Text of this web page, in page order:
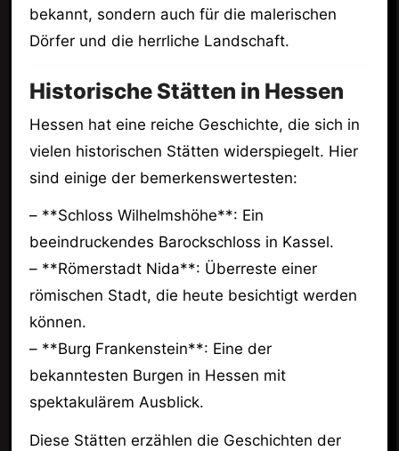
bekannt, sondern auch für die malerischen
Dörfer und die herrliche Landschaft.
Historische Stätten in Hessen
Hessen hat eine reiche Geschichte, die sich in
vielen historischen Stätten widerspiegelt. Hier
sind einige der bemerkenswertesten:
– **Schloss Wilhelmshöhe**: Ein
beeindruckendes Barockschloss in Kassel.
– **Römerstadt Nida**: Überreste einer
römischen Stadt, die heute besichtigt werden
können.
– **Burg Frankenstein**: Eine der
bekanntesten Burgen in Hessen mit
spektakulärem Ausblick.
Diese Stätten erzählen die Geschichten der